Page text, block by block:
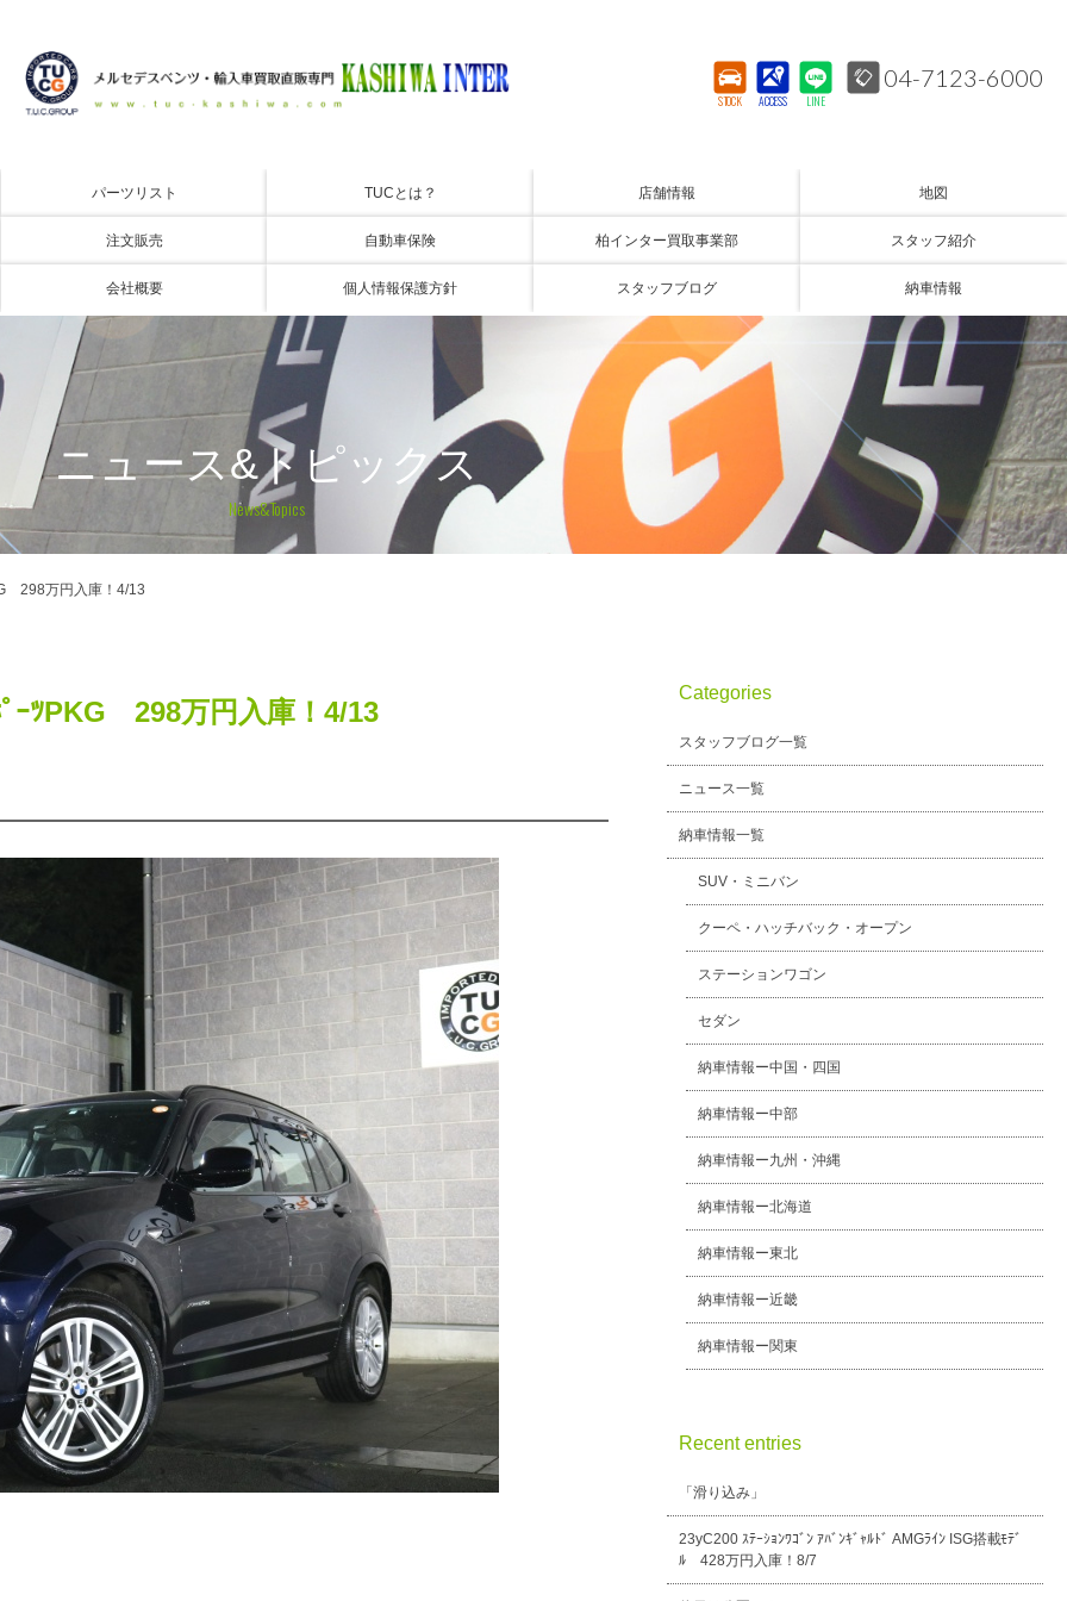
STOCK ACCESS LINE
04-7123-6000
パーツリスト TUCとは？ 店舗情報 地図
注文販売 自動車保険 柏インター買取事業部 スタッフ紹介
会社概要 個人情報保護方針 スタッフブログ 納車情報
ニュース&トピックス
News&Topics
298万円入庫！4/13
ﾟｰﾂPKG 298万円入庫！4/13
Categories
スタッフブログ一覧
ニュース一覧
納車情報一覧
SUV・ミニバン
クーペ・ハッチバック・オープン
ステーションワゴン
セダン
納車情報ー中国・四国
納車情報ー中部
納車情報ー九州・沖縄
納車情報ー北海道
納車情報ー東北
納車情報ー近畿
納車情報ー関東
Recent entries
「滑り込み」
23yC200 ｽﾃｰｼｮﾝﾜｺﾞﾝ ｱﾊﾞﾝｷﾞｬﾙﾄﾞ AMGﾗｲﾝ ISG搭載ﾓﾃﾞ
ﾙ 428万円入庫！8/7